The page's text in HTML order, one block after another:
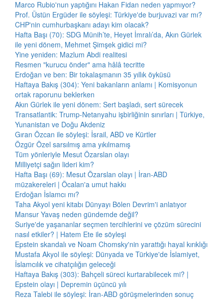
Marco Rubio'nun yaptığını Hakan Fidan neden yapmıyor?
Prof. Üstün Ergüder ile söyleşi: Türkiye'de burjuvazi var mı?
CHP'nin cumhurbaşkanı adayı kim olacak?
Hafta Başı (70): SDG Münih’te, Heyet İmralı’da, Akın Gürlek
ile yeni dönem, Mehmet Şimşek gidici mi?
Yine yeniden: Mazlum Abdi realitesi
Resmen "kurucu önder" ama hâlâ tecritte
Erdoğan ve ben: Bir tokalaşmanın 35 yıllık öyküsü
Haftaya Bakış (304): Yeni bakanların anlamı | Komisyonun
ortak raporunu beklerken
Akın Gürlek ile yeni dönem: Sert başladı, sert sürecek
Transatlantik: Trump-Netanyahu işbirliğinin sınırları | Türkiye,
Yunanistan ve Doğu Akdeniz
Gıran Özcan ile söyleşi: İsrail, ABD ve Kürtler
Özgür Özel sarsılmış ama yıkılmamış
Tüm yönleriyle Mesut Özarslan olayı
Milliyetçi sağın lideri kim?
Hafta Başı (69): Mesut Özarslan olayı | İran-ABD
müzakereleri | Öcalan'a umut hakkı
Erdoğan İslamcı mı?
Taha Akyol yeni kitabı Dünyayı Bölen Devrim'i anlatıyor
Mansur Yavaş neden gündemde değil?
Suriye'de yaşananlar seçmen tercihlerini ve çözüm sürecini
nasıl etkiler? | Hatem Ete ile söyleşi
Epstein skandalı ve Noam Chomsky'nin yarattığı hayal kırıklığı
Mustafa Akyol ile söyleşi: Dünyada ve Türkiye'de İslamiyet,
İslamcılık ve cihatçılığın geleceği
Haftaya Bakış (303): Bahçeli süreci kurtarabilecek mi? |
Epstein olayı | Depremin üçüncü yılı
Reza Talebi ile söyleşi: İran-ABD görüşmelerinden sonuç